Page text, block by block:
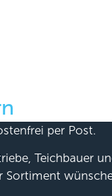
per Post.
Teichbauer
Sortiment